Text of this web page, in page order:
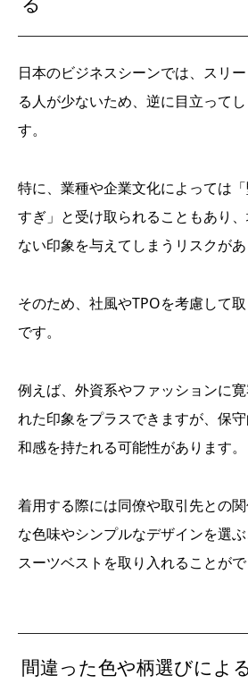
日本のビジネスシーンでは、スリ
る人が少ないため、逆に目立って
す。
特に、業種や企業文化によっては
すぎ」と受け取られることもあり
ない印象を与えてしまうリスクがあ
そのため、社風やTPOを考慮して
です。
例えば、外資系やファッションに
れた印象をプラスできますが、保
和感を持たれる可能性があります。
着用する際には同僚や取引先との
な色味やシンプルなデザインを選
スーツベストを取り入れることがで
間違った色や柄選びによ